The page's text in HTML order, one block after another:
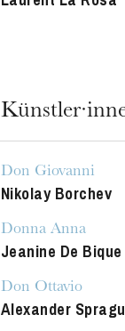
Don Giovanni
Nikolay Borchev
Donna Anna
Jeanine De Bique
Don Ottavio
Alexander